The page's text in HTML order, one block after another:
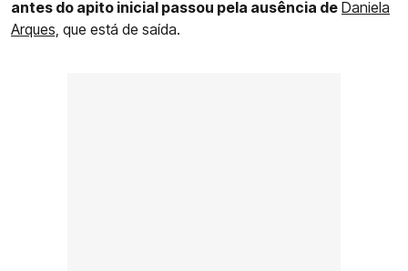
antes do apito inicial passou pela ausência de Daniela
Arques, que está de saída.